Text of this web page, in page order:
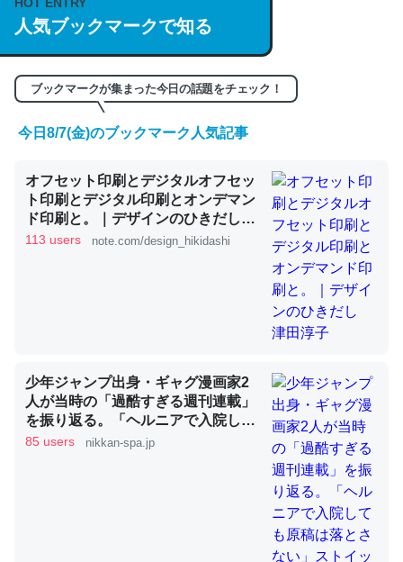
/064121
─GPTの仕組みと限界についての考察（１） - conceptualization
くらい。小説でいう「ずっと前の伏線」は回収されないけ
ど、短期記憶というには多い分量。進化すればするほど分
かりやすく強くなりそう
─GPTの仕組みと限界についての考察（１） - conceptualization
昆虫ってカルシウム少ないのか。知らんかった。調べたら
コオロギのカルシウム分はエビの600分の1程度。
─ニュース :: 【研究発表】昆虫学の大問題＝「昆虫はなぜ海にいな
論文では「淡水はカルシウムも酸素も不足してて両方に不
HOT ENTRY
人気ブックマークで知る
ブックマークが集まった今日の話題をチェック！
今日8/7(金)のブックマーク人気記事
オフセット印刷とデジタルオフセッ
ト印刷とデジタル印刷とオンデマン
ド印刷と。｜デザインのひきだし
津田淳子
113 users note.com/design_hikidashi
少年ジャンプ出身・ギャグ漫画家2
人が当時の「過酷すぎる週刊連載」
を振り返る。「ヘルニアで入院して
も原稿は落とさない」ストイックな
85 users nikkan-spa.jp